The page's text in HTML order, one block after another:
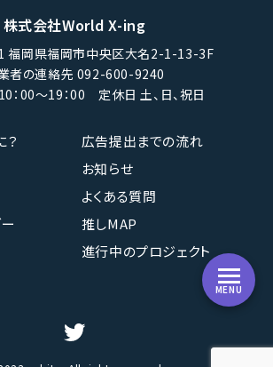
株式会社World X-ing
福岡県福岡市中央区大名2-1-13-3F
者の連絡先 092-600-9240
：00〜19：00 定休日 土、日、祝日
MENU
？
広告提出までの流れ
お知らせ
よくある質問
推しMAP
進行中のプロジェクト